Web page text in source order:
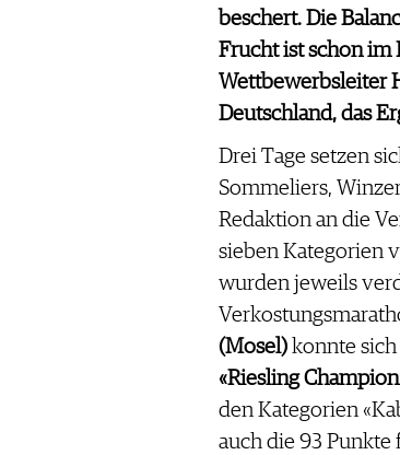
beschert. Die
Frucht ist schon im
Wettbewerbsleiter
Deutschland, das
Drei Tage setzen
Sommeliers,
Redaktion an die
sieben Kategorien
wurden jeweils
(Mosel)konnte sich
«Riesling
den Kategorien
auch die 93